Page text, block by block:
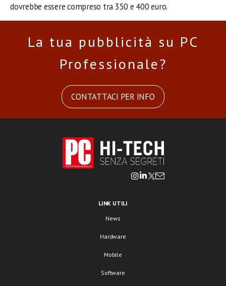
dovrebbe essere compreso tra 350 e 400 euro.
La tua pubblicità su PC
Professionale?
CONTATTACI PER INFO
LINK UTILI
News
Hardware
Mobile
Software